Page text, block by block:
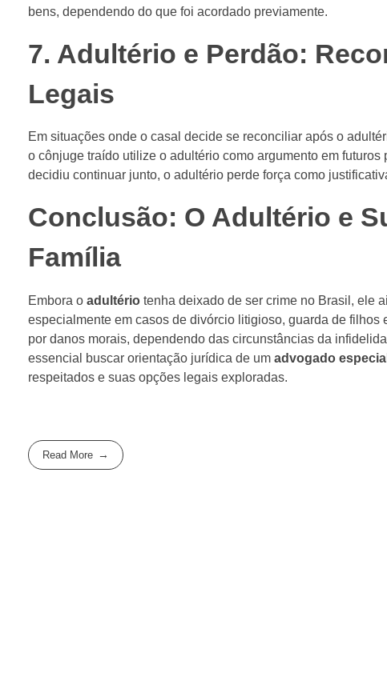
bens, dependendo do que foi acordado previamente.
7. Adultério e Perdão:
Legais
Em situações onde o casal decide se reconciliar após o
o cônjuge traído utilize o adultério como argumento em
decidiu continuar junto, o adultério perde força como
Conclusão: O Adultério e
Família
Embora o adultério tenha deixado de ser crime no Brasil, ele
especialmente em casos de divórcio litigioso, guarda de
por danos morais, dependendo das circunstâncias da
essencial buscar orientação jurídica de um advogado
respeitados e suas opções legais exploradas.
Read More